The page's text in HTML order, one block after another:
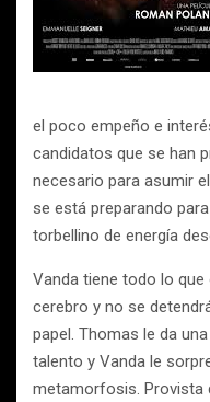
el poco empeño e
candidatos que se han
necesario para asumir
se está preparando
torbellino de energía
Vanda tiene todo lo que
cerebro y no se
papel. Thomas le da
talento y Vanda le
metamorfosis. Provista